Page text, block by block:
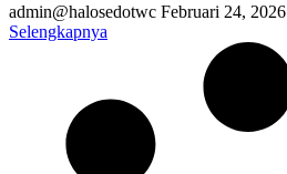
admin@halosedotwc Februari 24, 2026
Selengkapnya